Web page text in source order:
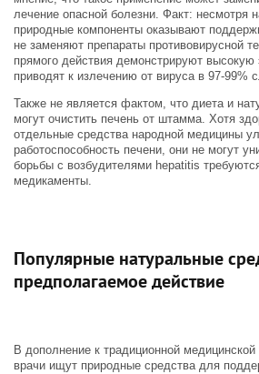
лечение опасной болезни. Факт: несмотря
природные компоненты оказывают
не заменяют препараты противовирусной
прямого действия демонстрируют
приводят к излечению от вируса в 97-99%
Также не является фактом, что диета и
могут очистить печень от штамма. Хотя
отдельные средства народной медицины
работоспособность печени, они не могут
борьбы с возбудителями hepatitis
медикаменты.
Популярные натуральные
предполагаемое действие
В дополнение к традиционной
врачи ищут природные средства для